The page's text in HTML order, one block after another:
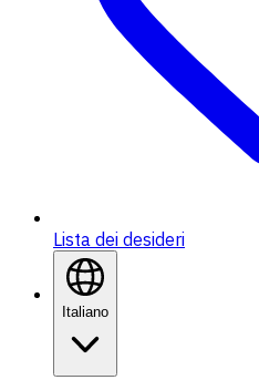
Lista dei desideri
Italiano